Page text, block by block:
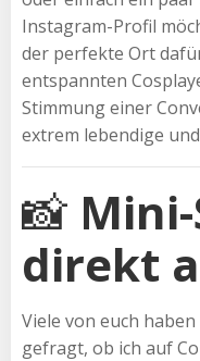
Instagram-Profil
der perfekte Ort
entspannten
Stimmung einer
extrem lebendige
📸
direkt
Viele von euch
gefragt, ob ich auf